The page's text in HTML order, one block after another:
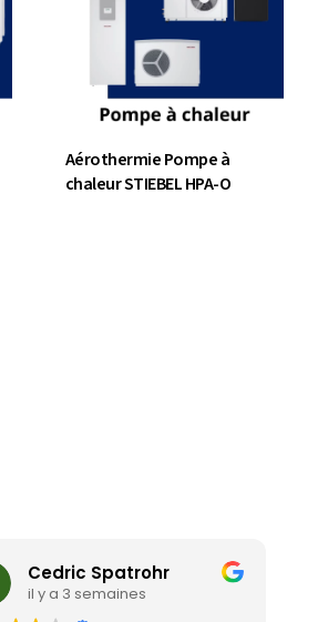
Aérothermie Pompe à
chaleur STIEBEL HPA-O
Cedric Spatrohr
il y a 3 semaines